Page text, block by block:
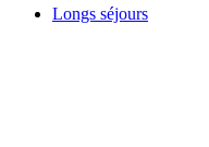
Longs séjours